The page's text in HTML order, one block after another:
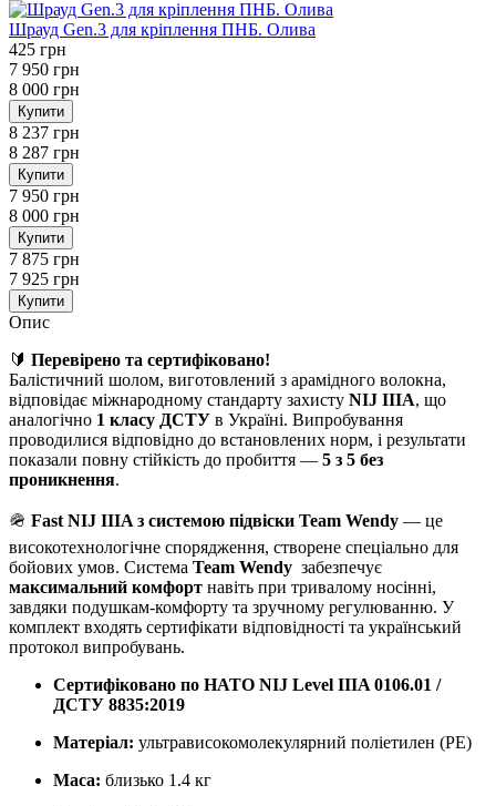
Шрауд Gen.3 для кріплення ПНБ. Олива
425 грн
7 950 грн
8 000 грн
Купити
8 237 грн
8 287 грн
Купити
7 950 грн
8 000 грн
Купити
7 875 грн
7 925 грн
Купити
Опис
🔰 Перевірено та сертифіковано!
Балістичний шолом, виготовлений з арамідного волокна,
відповідає міжнародному стандарту захисту NIJ IIIA, що
аналогічно 1 класу ДСТУ в Україні. Випробування
проводилися відповідно до встановлених норм, і результати
показали повну стійкість до пробиття — 5 з 5 без
проникнення.
🪖 Fast NIJ IIIA з системою підвіски Team Wendy — це
високотехнологічне спорядження, створене спеціально для
бойових умов. Система Team Wendy забезпечує
максимальний комфорт навіть при тривалому носінні,
завдяки подушкам-комфорту та зручному регулюванню. У
комплект входять сертифікати відповідності та український
протокол випробувань.
Сертифіковано по НАТО NIJ Level IIIA 0106.01 /
ДСТУ 8835:2019
Матеріал: ультрависокомолекулярний поліетилен (PE)
Маса: близько 1.4 кг